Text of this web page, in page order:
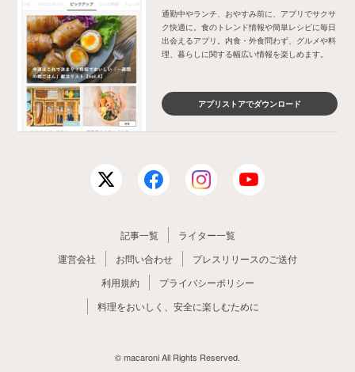
通勤中やランチ、おやすみ前に、アプリでサクサ
ク快適に。食のトレンド情報や簡単レシピに毎日
出会えるアプリ。内食・外食問わず、グルメや料
理、暮らしに関する幅広い情報を楽しめます。
アプリストアでダウンロード
記事一覧
ライター一覧
運営会社
お問い合わせ
プレスリリースのご送付
利用規約
プライバシーポリシー
料理をおいしく、安全に楽しむために
© macaroni All Rights Reserved.